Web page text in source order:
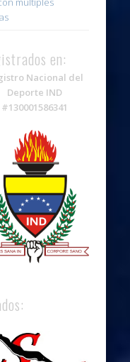
en:
Nacional del
Deporte IND
#130001586341